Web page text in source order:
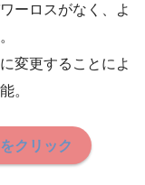
ーロスがなく、よ
変更することによ
。
クリック